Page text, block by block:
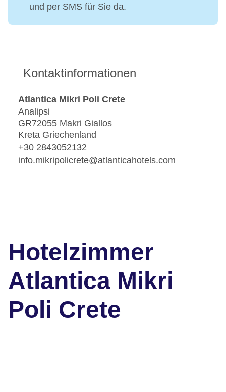
und per SMS für Sie da.
Kontaktinformationen
Atlantica Mikri Poli Crete
Analipsi
GR72055 Makri Giallos
Kreta Griechenland
+30 2843052132
info.mikripolicrete@atlanticahotels.com
Hotelzimmer
Atlantica Mikri
Poli Crete